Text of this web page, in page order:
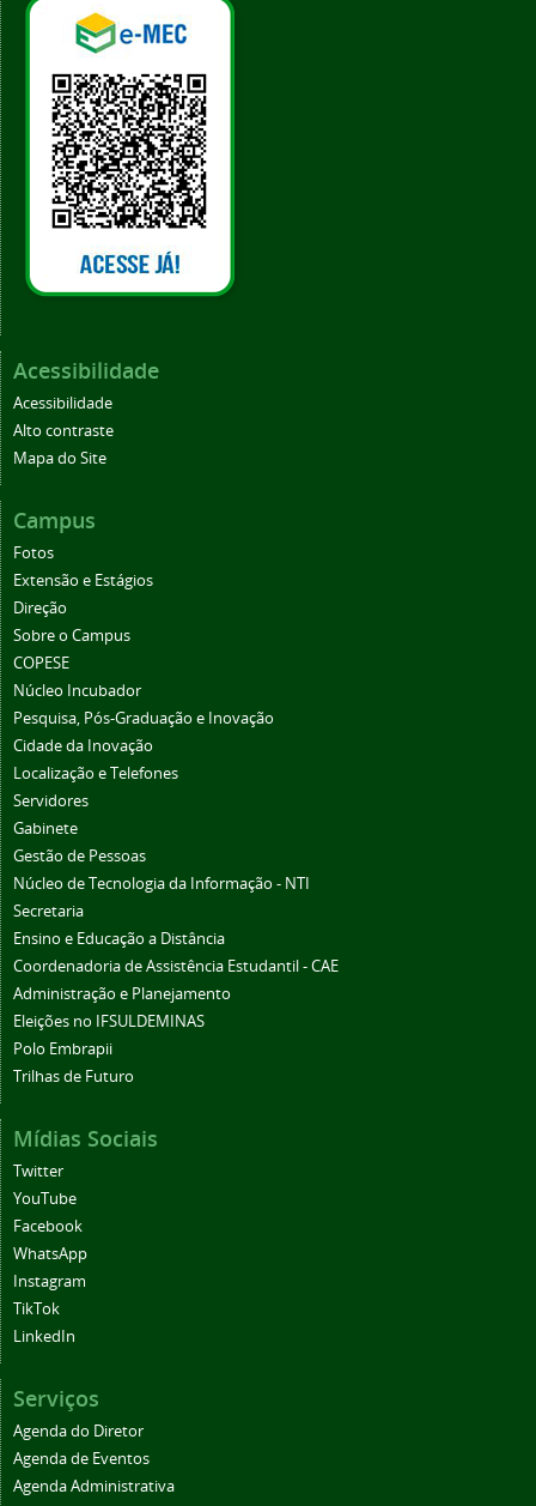
Acessibilidade
Acessibilidade
Alto contraste
Mapa do Site
Campus
Fotos
Extensão e Estágios
Direção
Sobre o Campus
COPESE
Núcleo Incubador
Pesquisa, Pós-Graduação e Inovação
Cidade da Inovação
Localização e Telefones
Servidores
Gabinete
Gestão de Pessoas
Núcleo de Tecnologia da Informação - NTI
Secretaria
Ensino e Educação a Distância
Coordenadoria de Assistência Estudantil - CAE
Administração e Planejamento
Eleições no IFSULDEMINAS
Polo Embrapii
Trilhas de Futuro
Mídias Sociais
Twitter
YouTube
Facebook
WhatsApp
Instagram
TikTok
LinkedIn
Serviços
Agenda do Diretor
Agenda de Eventos
Agenda Administrativa